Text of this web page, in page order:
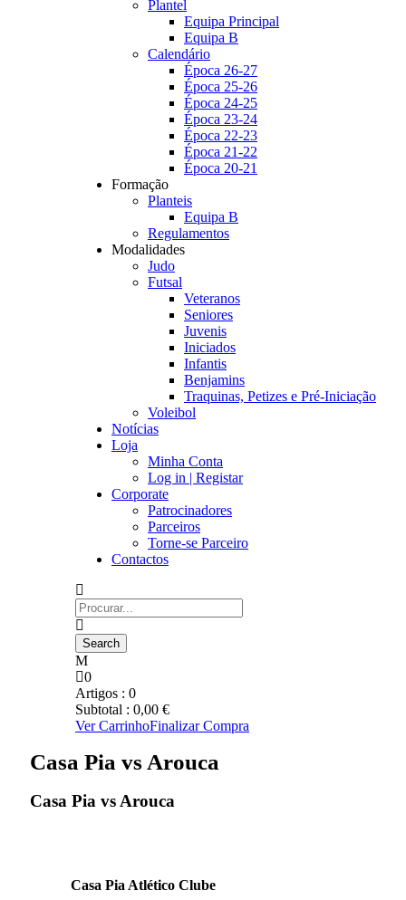
Plantel
Equipa Principal
Equipa B
Calendário
Época 26-27
Época 25-26
Época 24-25
Época 23-24
Época 22-23
Época 21-22
Época 20-21
Formação
Planteis
Equipa B
Regulamentos
Modalidades
Judo
Futsal
Veteranos
Seniores
Juvenis
Iniciados
Infantis
Benjamins
Traquinas, Petizes e Pré-Iniciação
Voleibol
Notícias
Loja
Minha Conta
Log in | Registar
Corporate
Patrocinadores
Parceiros
Torne-se Parceiro
Contactos
0
Artigos : 0
Subtotal : 0,00 €
Ver CarrinhoFinalizar Compra
Casa Pia vs Arouca
Casa Pia vs Arouca
Casa Pia Atlético Clube